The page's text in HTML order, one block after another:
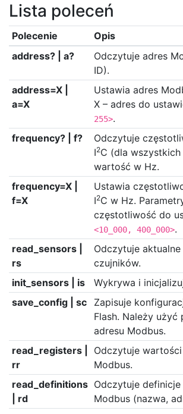
Lista poleceń
Polecenie
Opis
address? | a?
Odczytuje adres
ID).
address=X |
a=X
Ustawia adres
X – adres do
255>.
frequency? | f?
Odczytuje
I2C (dla
wartość w Hz.
frequency=X |
f=X
Ustawia
I2C w Hz.
częstotliwość do
<10_000, 400_000>.
read_sensors |
rs
Odczytuje
czujników.
init_sensors | is
Wykrywa i
save_config | sc
Zapisuje
Flash. Należy użyć
adresu Modbus.
read_registers |
rr
Odczytuje
Modbus.
read_definitions
| rd
Odczytuje
Modbus (nazwa,